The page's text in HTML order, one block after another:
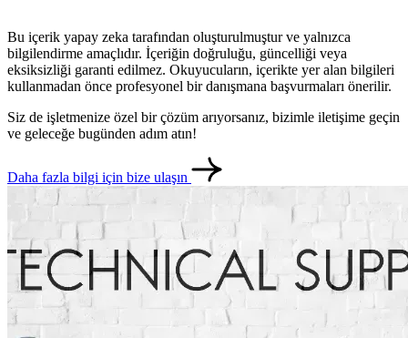
Bu içerik yapay zeka tarafından oluşturulmuştur ve yalnızca
bilgilendirme amaçlıdır. İçeriğin doğruluğu, güncelliği veya
eksiksizliği garanti edilmez. Okuyucuların, içerikte yer alan bilgileri
kullanmadan önce profesyonel bir danışmana başvurmaları önerilir.
Siz de işletmenize özel bir çözüm arıyorsanız, bizimle iletişime geçin
ve geleceğe bugünden adım atın!
Daha fazla bilgi için bize ulaşın